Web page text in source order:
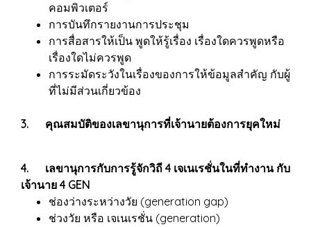
คอมพิวเตอร์
การบันทึกรายงานการประชุม
การสื่อสารให้เป็น พูดให้รู้เรื่อง เรื่องใดควรพูดหรือ
เรื่องใดไม่ควรพูด
การระมัดระวังในเรื่องของการให้ข้อมูลสำคัญ กับผู้
ที่ไม่มีส่วนเกี่ยวข้อง
3. คุณสมบัติของเลขานุการที่เจ้านายต้องการยุคใหม่
4. เลขานุการกับการรู้จักวิถี 4 เจเนเรชั่นในที่ทำงาน กับ
เจ้านาย 4 GEN
ช่องว่างระหว่างวัย (generation gap)
ช่วงวัย หรือ เจเนเรชั่น (generation)